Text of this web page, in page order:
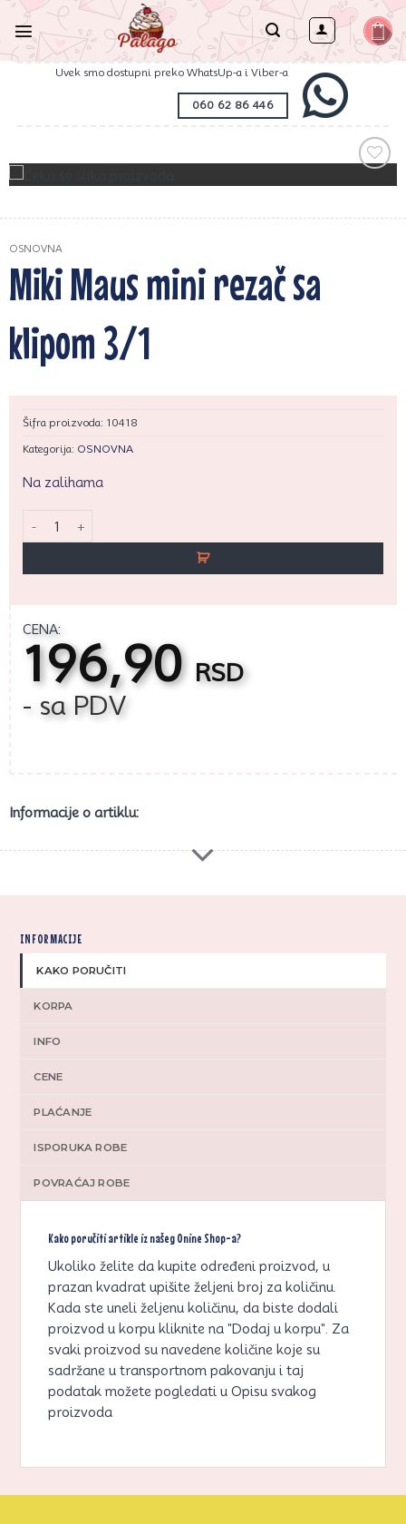
Preskoči
sadržaj
Uvek smo dostupni preko WhatsUp-a i Viber-a
060 62 86 446
Zaprati
OSNOVNA
Miki Maus mini rezač sa
klipom 3/1
Šifra proizvoda: 10418
Kategorija: OSNOVNA
Na zalihama
CENA:
196,90 RSD
- sa PDV
Informacije o artiklu:
INFORMACIJE
KAKO PORUČITI
KORPA
INFO
CENE
PLAĆANJE
ISPORUKA ROBE
POVRAĆAJ ROBE
Kako poručiti artikle iz našeg Onine Shop-a?
Ukoliko želite da kupite određeni proizvod, u
prazan kvadrat upišite željeni broj za količinu.
Kada ste uneli željenu količinu, da biste dodali
proizvod u korpu kliknite na "Dodaj u korpu". Za
svaki proizvod su navedene količine koje su
sadržane u transportnom pakovanju i taj
podatak možete pogledati u Opisu svakog
proizvoda